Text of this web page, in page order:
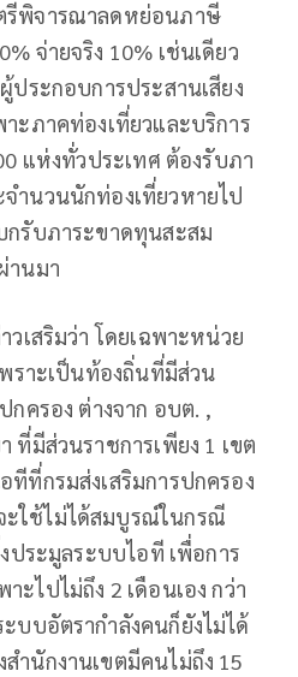
รีพิจารณาลดหย่อนภาษี
จ่ายจริง 10% เช่นเดียว
ประกอบการประสานเสียง
ะภาคท่องเที่ยวและบริการ
แห่งทั่วประเทศ ต้องรับภา
ำนวนนักท่องเที่ยวหายไป
กรับภาระขาดทุนสะสม
านมา
วเสริมว่า โดยเฉพาะหน่วย
ราะเป็นท้องถิ่นที่มีส่วน
กครอง ต่างจาก อบต. ,
ที่มีส่วนราชการเพียง 1 เขต
ทีที่กรมส่งเสริมการปกครอง
ใช้ไม่ได้สมบูรณ์ในกรณี
ประมูลระบบไอที เพื่อการ
ะไปไม่ถึง 2 เดือนเอง กว่า
บบอัตรากำลังคนก็ยังไม่ได้
ำนักงานเขตมีคนไม่ถึง 15